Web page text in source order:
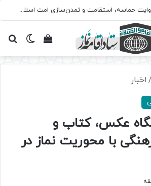
سروده‌ «اربعین»؛ روایت حماسه، استقامت و تمدن‌سازی امت اسلامی
تغییرمشاهده
/ اخبار
عکس، کتاب و
با محوریت نماز در